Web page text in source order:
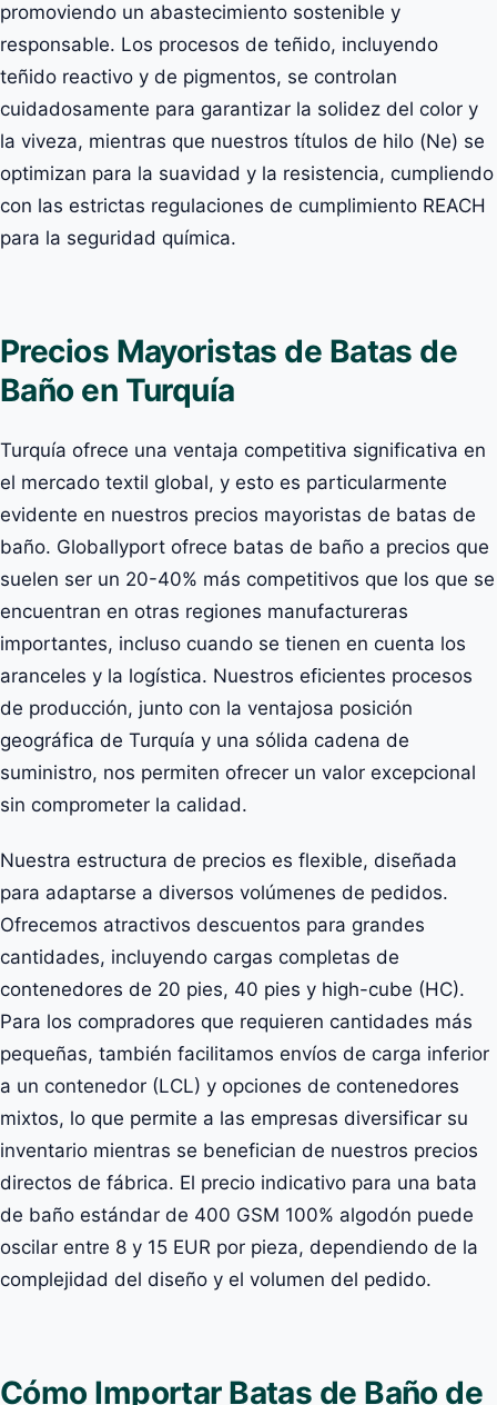
promoviendo un abastecimiento sostenible y
responsable. Los procesos de teñido, incluyendo
teñido reactivo y de pigmentos, se controlan
cuidadosamente para garantizar la solidez del color y
la viveza, mientras que nuestros títulos de hilo (Ne) se
optimizan para la suavidad y la resistencia, cumpliendo
con las estrictas regulaciones de cumplimiento REACH
para la seguridad química.
Precios Mayoristas de Batas de
Baño en Turquía
Turquía ofrece una ventaja competitiva significativa en
el mercado textil global, y esto es particularmente
evidente en nuestros precios mayoristas de batas de
baño. Globallyport ofrece batas de baño a precios que
suelen ser un 20-40% más competitivos que los que se
encuentran en otras regiones manufactureras
importantes, incluso cuando se tienen en cuenta los
aranceles y la logística. Nuestros eficientes procesos
de producción, junto con la ventajosa posición
geográfica de Turquía y una sólida cadena de
suministro, nos permiten ofrecer un valor excepcional
sin comprometer la calidad.
Nuestra estructura de precios es flexible, diseñada
para adaptarse a diversos volúmenes de pedidos.
Ofrecemos atractivos descuentos para grandes
cantidades, incluyendo cargas completas de
contenedores de 20 pies, 40 pies y high-cube (HC).
Para los compradores que requieren cantidades más
pequeñas, también facilitamos envíos de carga inferior
a un contenedor (LCL) y opciones de contenedores
mixtos, lo que permite a las empresas diversificar su
inventario mientras se benefician de nuestros precios
directos de fábrica. El precio indicativo para una bata
de baño estándar de 400 GSM 100% algodón puede
oscilar entre 8 y 15 EUR por pieza, dependiendo de la
complejidad del diseño y el volumen del pedido.
Cómo Importar Batas de Baño de